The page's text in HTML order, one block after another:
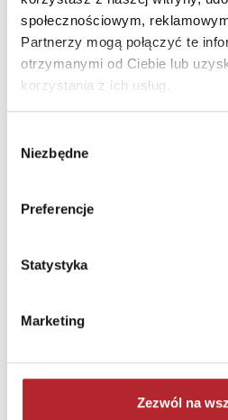
społecznościowym,
Partnerzy mogą połączyć te
otrzymanymi od Ciebie lub
korzystania z ich usług.
zgody
Niezbędne
Preferencje
Statystyka
Marketing
Zezwól na
NAJCZĘŚCIEJ